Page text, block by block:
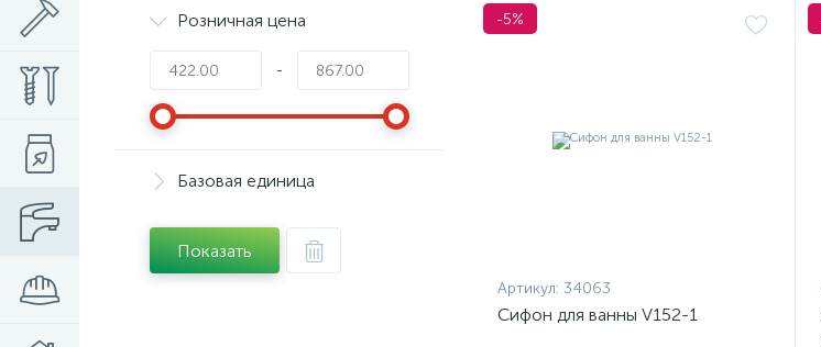
Розничная цена
-
Базовая единица
Показать
-5%
Артикул: 34063
Сифон для ванны V152-1